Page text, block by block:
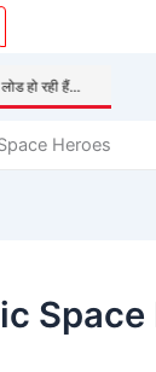
हो रही हैं...
Heroes
Space